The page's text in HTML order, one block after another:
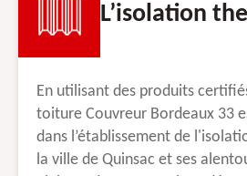
L’isolation
En utilisant des produits
toiture Couvreur Bordeaux 33
dans l’établissement de
la ville de Quinsac et ses